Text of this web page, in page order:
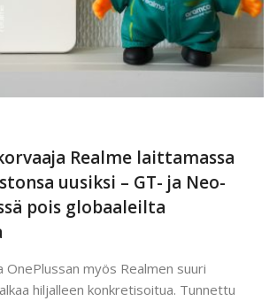
Realme laittamassa
uusiksi – GT- ja Neo-
pois globaaleilta
myös Realmen suuri
hiljalleen konkretisoitua. Tunnettu